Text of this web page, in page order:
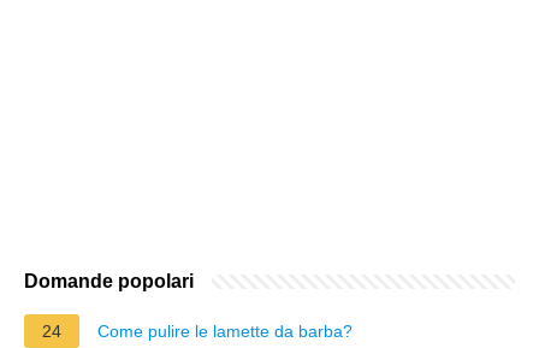
Domande popolari
24 Come pulire le lamette da barba?